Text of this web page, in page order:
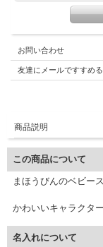
お問い合わせ
友達にメールですすめる
商品説明
この商品について
まほうびんのベビー
かわいいキャラクタ
名入れについて